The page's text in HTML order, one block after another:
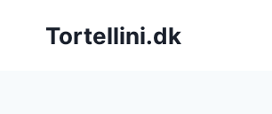
Tortellini.dk